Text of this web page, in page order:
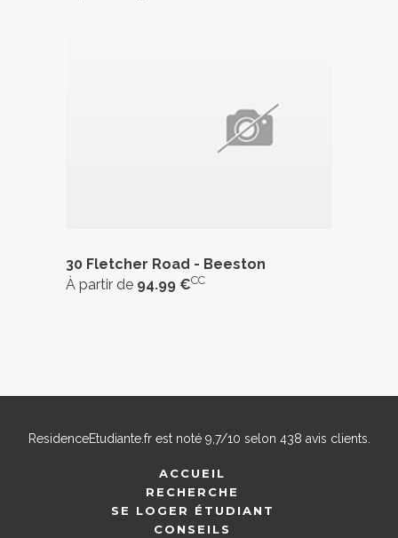
30 Fletcher Road - Beeston
À partir de 94.99 €CC
ResidenceEtudiante.frest noté 9,7/10 selon 438 avis clients.
ACCUEIL
RECHERCHE
SE LOGER ÉTUDIANT
CONSEILS